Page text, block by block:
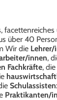
facettenreiches
über 40
Wir die Lehrer/
innen,
Fachkräfte, die
Praktikanten/